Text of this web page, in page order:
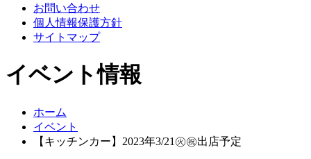
お問い合わせ
個人情報保護方針
サイトマップ
イベント情報
ホーム
イベント
【キッチンカー】2023年3/21㊋㊗出店予定